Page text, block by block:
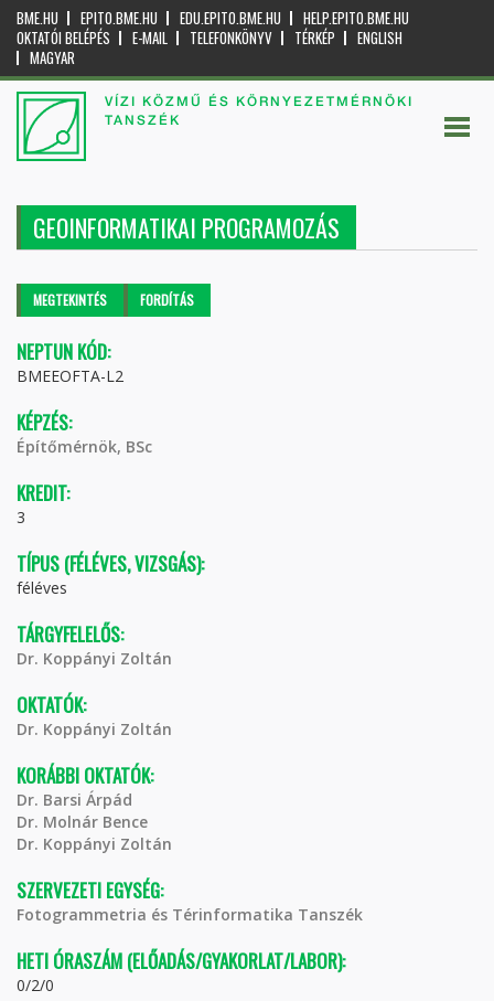
BME.HU EPITO.BME.HU EDU.EPITO.BME.HU
HELP.EPITO.BME.HU
OKTATÓI BELÉPÉS
E-MAIL TELEFONKÖNYV TÉRKÉP
ENGLISH
MAGYAR
VÍZI KÖZMŰ ÉS KÖRNYEZETMÉRNÖKI
TANSZÉK
GEOINFORMATIKAI PROGRAMOZÁS
Elsődleges fülek
MEGTEKINTÉS (AKTÍVFORDÍTÁS
NEPTUN KÓD:
BMEEOFTA-L2
KÉPZÉS:
Építőmérnök, BSc
KREDIT:
3
TÍPUS (FÉLÉVES, VIZSGÁS):
féléves
TÁRGYFELELŐS:
Dr. Koppányi Zoltán
OKTATÓK:
Dr. Koppányi Zoltán
KORÁBBI OKTATÓK:
Dr. Barsi Árpád
Dr. Molnár Bence
Dr. Koppányi Zoltán
SZERVEZETI EGYSÉG:
Fotogrammetria és Térinformatika Tanszék
HETI ÓRASZÁM (ELŐADÁS/GYAKORLAT/LABOR):
0/2/0